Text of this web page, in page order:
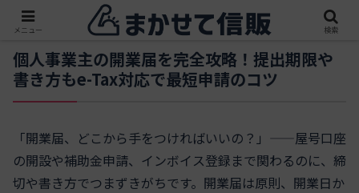
個人事業主の開業届を完全攻略！提出期限や
書き方もe-Tax対応で最短申請のコツ
「開業届、どこから手をつければいいの？」——屋号口座
の開設や補助金申請、インボイス登録まで関わるのに、締
切や書き方でつまずきがちです。開業届は原則、開業日か
メニュー 検索